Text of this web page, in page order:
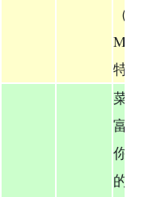
（
特
菜
富
你
的